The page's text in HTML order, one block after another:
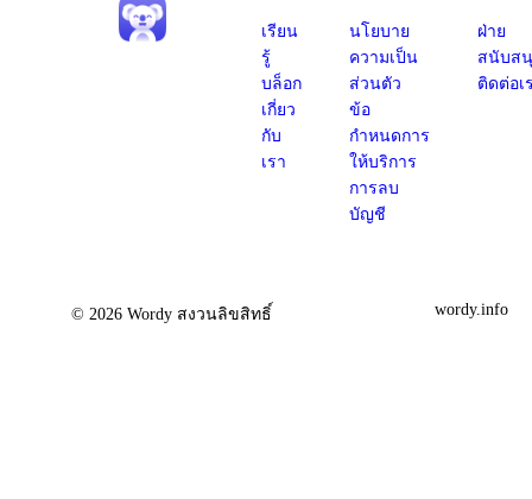
เรียน
รู้
บล็อก
เกี่ยว
กับ
เรา
นโยบาย
ความเป็น
ส่วนตัว
ข้อ
กำหนดการ
ให้บริการ
การลบ
บัญชี
ฝ่าย
สนับส
ติดต่อเ
© 2026 Wordy สงวนลิขสิทธิ์ wordy.info